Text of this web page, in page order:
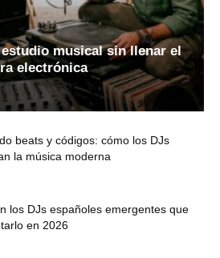
musical sin llenar el
electrónica
beats y códigos: cómo los DJs
la música moderna
los DJs españoles emergentes que
en 2026